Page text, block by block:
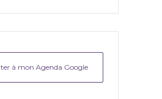
à mon Agenda Google